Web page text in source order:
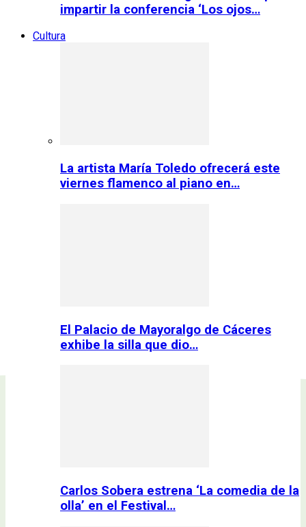
impartir la conferencia ‘Los ojos…
Cultura
La artista María Toledo ofrecerá este
viernes flamenco al piano en…
El Palacio de Mayoralgo de Cáceres
exhibe la silla que dio…
Carlos Sobera estrena ‘La comedia de la
olla’ en el Festival…